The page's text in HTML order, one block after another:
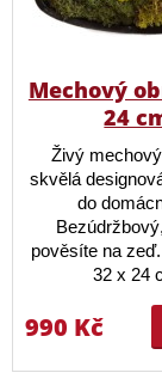
Mechový
24
Živý
skvělá
do
pověsíte na
32 x 24
990 Kč